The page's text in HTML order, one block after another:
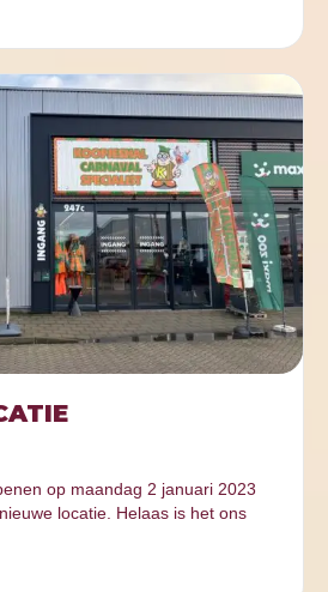
op maandag 2 januari 2023
locatie. Helaas is het ons